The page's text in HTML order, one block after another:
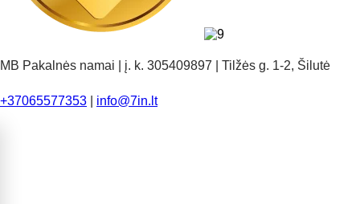
MB Pakalnės namai | į. k. 305409897 | Tilžės g. 1-2, Šilutė
+37065577353 info@7in.lt